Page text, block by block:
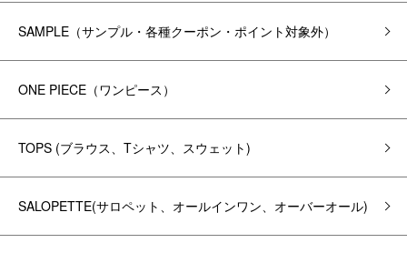
SAMPLE（サンプル・各種クーポン・ポイント対象外）
ONE PIECE（ワンピース）
TOPS (ブラウス、Tシャツ、スウェット)
SALOPETTE(サロペット、オールインワン、オーバーオール)